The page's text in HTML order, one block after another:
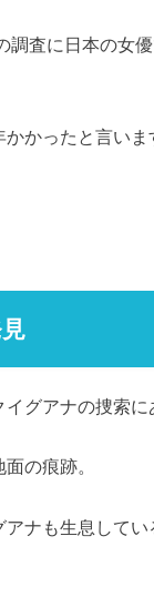
調査に日本の女
かったと言いま
グアナの捜索に
の痕跡。
ナも生息して